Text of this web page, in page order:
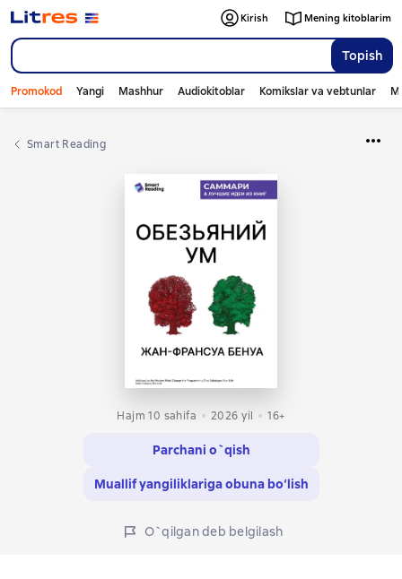
Topish
Kirish Mening kitoblarim
Promokod Yangi Mashhur Audiokitoblar Komikslar va vebtunlar
Smart Reading
Hajm 10 sahifa 2026 yil 16+
Parchani o`qish
Muallif yangiliklariga obuna bo‘lish
O`qilgan deb belgilash